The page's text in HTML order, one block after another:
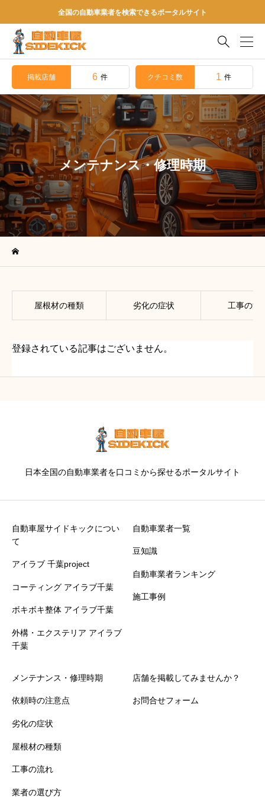
全国の自動車業者を検索できるポータルサイト

掲載店舗 6 件 クチコミ数 1 件
メンテナンス・修理時期
屋根材の種類 劣化の症状 工事の流
登録されている記事はございません。
日本全国の自動車業者を口コミから探せるポータルサイト
自動車屋サイドキックについ
て
アイラブ 千葉project
コーティング アイラブ千葉
ボキボキ整体 アイラブ千葉
外構・エクステリア アイラブ
千葉
自動車業者一覧
豆知識
自動車業者ランキング
施工事例
メンテナンス・修理時期
依頼時の注意点
劣化の症状
屋根材の種類
工事の流れ
業者の選び方
店舗を掲載してみませんか？
お問合せフォーム